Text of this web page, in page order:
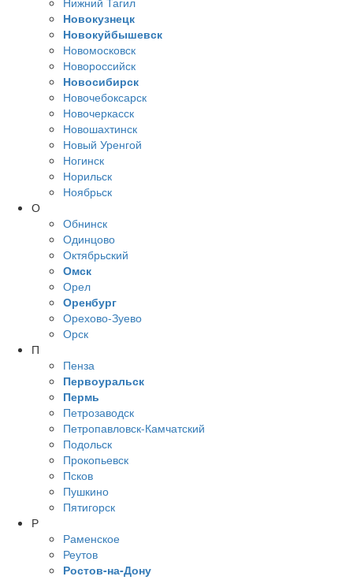
Новокузнецк
Новокуйбышевск
Новомосковск
Новороссийск
Новосибирск
Новочебоксарск
Новочеркасск
Новошахтинск
Новый Уренгой
Ногинск
Норильск
Ноябрьск
О
Обнинск
Одинцово
Октябрьский
Омск
Орел
Оренбург
Орехово-Зуево
Орск
П
Пенза
Первоуральск
Пермь
Петрозаводск
Петропавловск-Камчатский
Подольск
Прокопьевск
Псков
Пушкино
Пятигорск
Р
Раменское
Реутов
Ростов-на-Дону